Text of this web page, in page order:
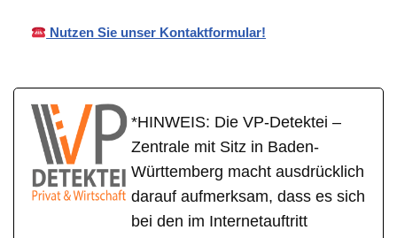
Nutzen Sie unser Kontaktformular!
*HINWEIS: Die VP-Detektei –
Zentrale mit Sitz in Baden-
Württemberg macht ausdrücklich
darauf aufmerksam, dass es sich
bei den im Internetauftritt